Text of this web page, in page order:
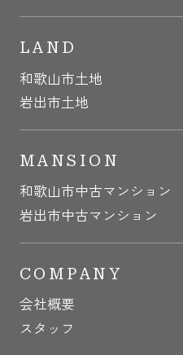
LAND
和歌山市土地
岩出市土地
MANSION
和歌山市中古マンション
岩出市中古マンション
COMPANY
会社概要
スタッフ